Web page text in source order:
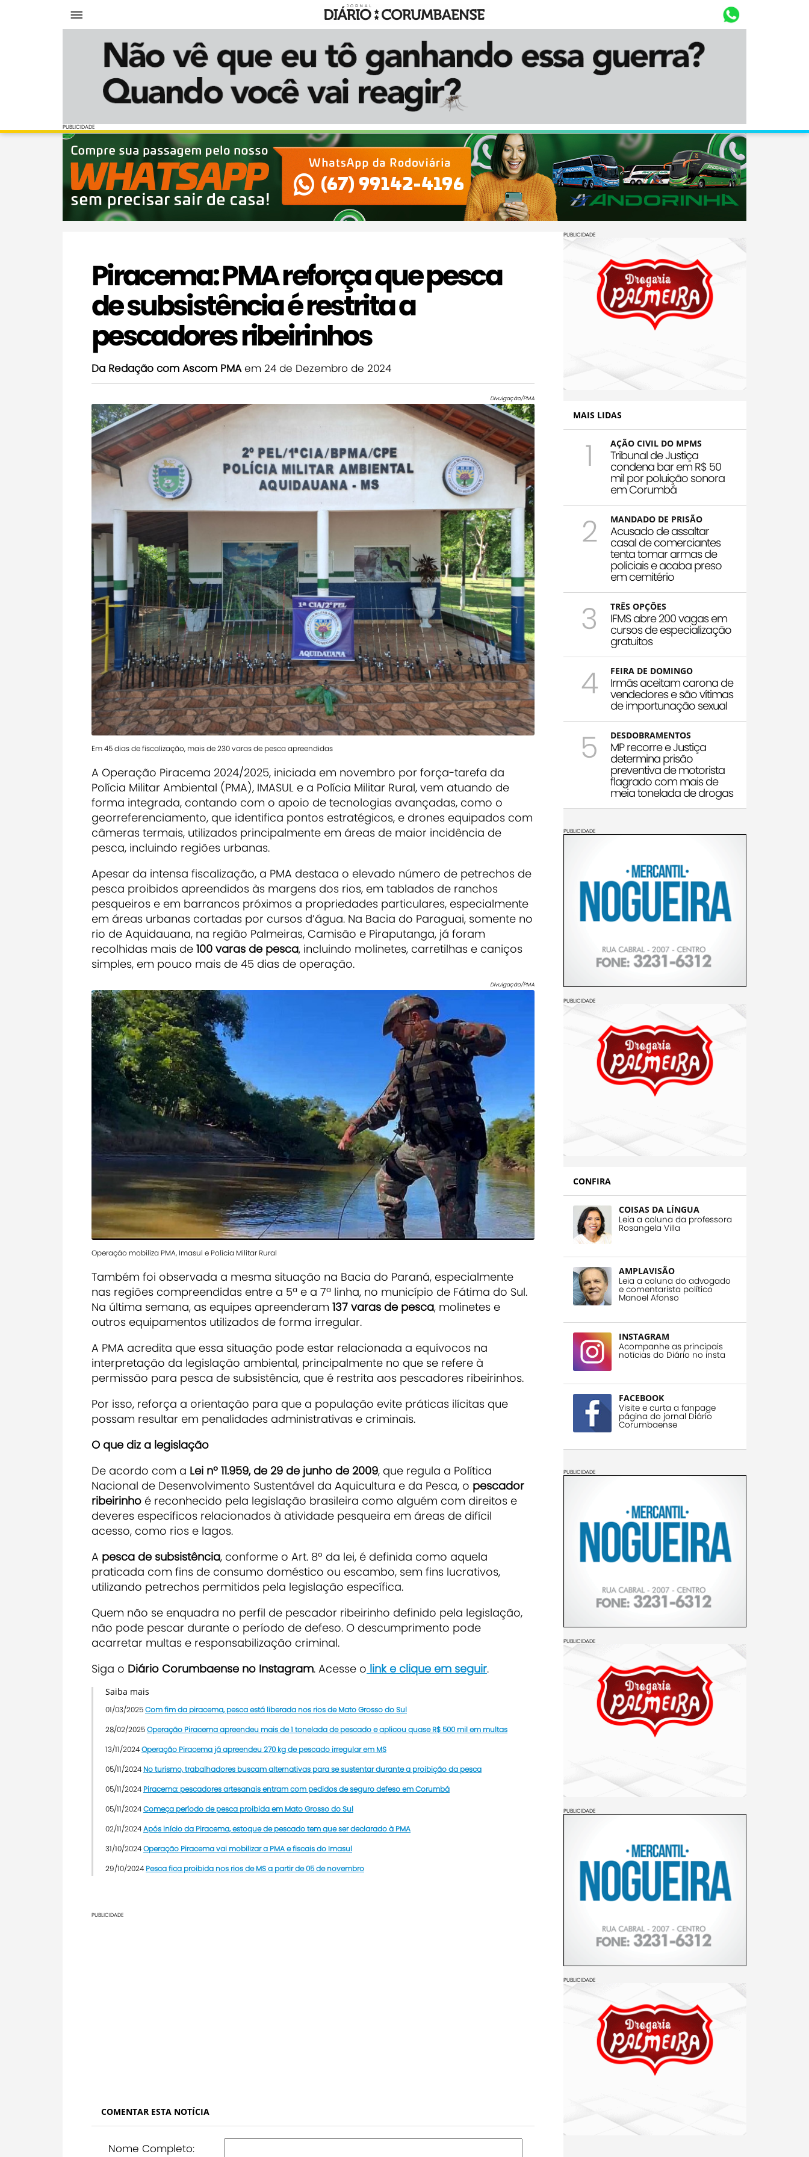
Diário Corumbaense
PUBLICIDADE
PUBLICIDADE
Piracema: PMA reforça que pesca
de subsistência é restrita a
pescadores ribeirinhos
Da Redação com Ascom PMAem 24 de Dezembro de 2024
Divulgação/PMA
Em 45 dias de fiscalização, mais de 230 varas de pesca apreendidas
A Operação Piracema 2024/2025, iniciada em novembro por força-tarefa da
Polícia Militar Ambiental (PMA), IMASUL e a Polícia Militar Rural, vem atuando de
forma integrada, contando com o apoio de tecnologias avançadas, como o
georreferenciamento, que identifica pontos estratégicos, e drones equipados com
câmeras termais, utilizados principalmente em áreas de maior incidência de
pesca, incluindo regiões urbanas.
Apesar da intensa fiscalização, a PMA destaca o elevado número de petrechos de
pesca proibidos apreendidos às margens dos rios, em tablados de ranchos
pesqueiros e em barrancos próximos a propriedades particulares, especialmente
em áreas urbanas cortadas por cursos d’água. Na Bacia do Paraguai, somente no
rio de Aquidauana, na região Palmeiras, Camisão e Piraputanga, já foram
recolhidas mais de 100 varas de pesca, incluindo molinetes, carretilhas e caniços
simples, em pouco mais de 45 dias de operação.
Divulgação/PMA
Operação mobiliza PMA, Imasul e Polícia Militar Rural
Também foi observada a mesma situação na Bacia do Paraná, especialmente
nas regiões compreendidas entre a 5ª e a 7ª linha, no município de Fátima do Sul.
Na última semana, as equipes apreenderam 137 varas de pesca, molinetes e
outros equipamentos utilizados de forma irregular.
A PMA acredita que essa situação pode estar relacionada a equívocos na
interpretação da legislação ambiental, principalmente no que se refere à
permissão para pesca de subsistência, que é restrita aos pescadores ribeirinhos.
Por isso, reforça a orientação para que a população evite práticas ilícitas que
possam resultar em penalidades administrativas e criminais.
O que diz a legislação
De acordo com a Lei nº 11.959, de 29 de junho de 2009, que regula a Política
Nacional de Desenvolvimento Sustentável da Aquicultura e da Pesca, o pescador
ribeirinho é reconhecido pela legislação brasileira como alguém com direitos e
deveres específicos relacionados à atividade pesqueira em áreas de difícil
acesso, como rios e lagos.
A pesca de subsistência, conforme o Art. 8º da lei, é definida como aquela
praticada com fins de consumo doméstico ou escambo, sem fins lucrativos,
utilizando petrechos permitidos pela legislação específica.
Quem não se enquadra no perfil de pescador ribeirinho definido pela legislação,
não pode pescar durante o período de defeso. O descumprimento pode
acarretar multas e responsabilização criminal.
Siga o Diário Corumbaense no Instagram. Acesse o link e clique em seguir.
Saiba mais
01/03/2025Com fim da piracema, pesca está liberada nos rios de Mato Grosso do Sul
28/02/2025Operação Piracema apreendeu mais de 1 tonelada de pescado e aplicou quase R$ 500 mil em multas
13/11/2024Operação Piracema já apreendeu 270 kg de pescado irregular em MS
05/11/2024 No turismo, trabalhadores buscam alternativas para se sustentar durante a proibição da pesca
05/11/2024 Piracema: pescadores artesanais entram com pedidos de seguro defeso em Corumbá
05/11/2024Começa período de pesca proibida em Mato Grosso do Sul
02/11/2024Após início da Piracema, estoque de pescado tem que ser declarado à PMA
31/10/2024Operação Piracema vai mobilizar a PMA e fiscais do Imasul
29/10/2024 Pesca fica proibida nos rios de MS a partir de 05 de novembro
PUBLICIDADE
COMENTAR ESTA NOTÍCIA
Nome Completo:
PUBLICIDADE
MAIS LIDAS
1 AÇÃO CIVIL DO MPMS
Tribunal de Justiça
condena bar em R$ 50
mil por poluição sonora
em Corumbá
2 MANDADO DE PRISÃO
Acusado de assaltar
casal de comerciantes
tenta tomar armas de
policiais e acaba preso
em cemitério
3 TRÊS OPÇÕES
IFMS abre 200 vagas em
cursos de especialização
gratuitos
4 FEIRA DE DOMINGO
Irmãs aceitam carona de
vendedores e são vítimas
de importunação sexual
5 DESDOBRAMENTOS
MP recorre e Justiça
determina prisão
preventiva de motorista
flagrado com mais de
meia tonelada de drogas
PUBLICIDADE
PUBLICIDADE
CONFIRA
COISAS DA LÍNGUA
Leia a coluna da professora
Rosangela Villa
AMPLAVISÃO
Leia a coluna do advogado
e comentarista político
Manoel Afonso
INSTAGRAM
Acompanhe as principais
notícias do Diário no insta
FACEBOOK
Visite e curta a fanpage
página do jornal Diário
Corumbaense
PUBLICIDADE
PUBLICIDADE
PUBLICIDADE
PUBLICIDADE